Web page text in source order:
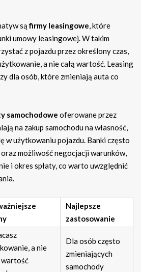
sąfirmy leasingowe, które
umowy leasingowej. W takim
z pojazdu przez określony czas,
a nie całą wartość. Leasing
dla osób, które zmieniają auta co
samochodowe oferowane przez
na zakup samochodu na własność,
w użytkowaniu pojazdu. Banki często
możliwość negocjacji warunków,
i okres spłaty, co warto uwzględnić
Najlepsze
zastosowanie
a nie
wartość
Dla osób często
zmieniających
samochody